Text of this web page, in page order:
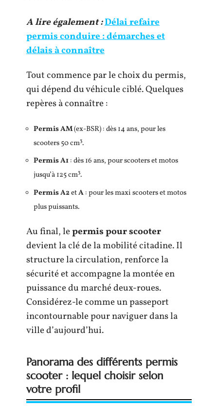
A lire également :Délai refaire
permis conduire : démarches et
délais à connaître
Tout commence par le choix du permis,
qui dépend du véhicule ciblé. Quelques
repères à connaître :
Permis AM(ex-BSR) : dès 14 ans, pour les
scooters 50 cm³.
Permis A1: dès 16 ans, pour scooters et motos
jusqu’à 125 cm³.
Permis A2etA: pour les maxi scooters et motos
plus puissants.
Au final, lepermis pour scooter
devient la clé de la mobilité citadine. Il
structure la circulation, renforce la
sécurité et accompagne la montée en
puissance du marché deux-roues.
Considérez-le comme un passeport
incontournable pour naviguer dans la
ville d’aujourd’hui.
Panorama des différents permis
scooter : lequel choisir selon
votre profil